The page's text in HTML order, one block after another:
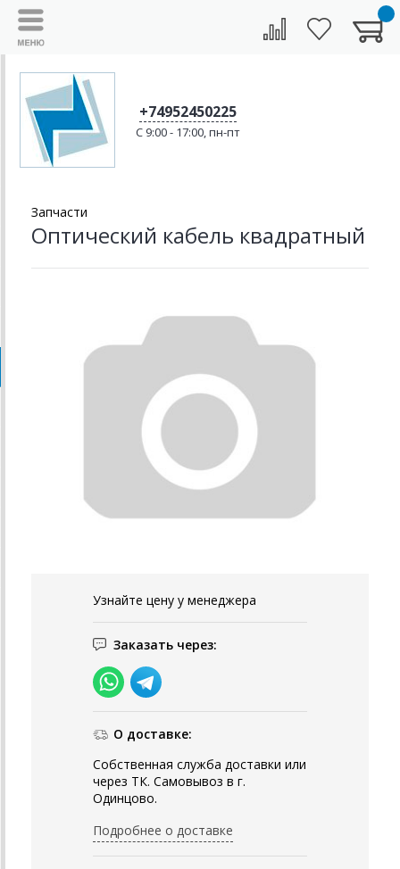
+74952450225
C 9:00 - 17:00, пн-пт
Запчасти
Оптический кабель квадратный
Узнайте цену у менеджера
Заказать через:
О доставке:
Собственная служба доставки или
через ТК. Самовывоз в г.
Одинцово.
Подробнее о доставке